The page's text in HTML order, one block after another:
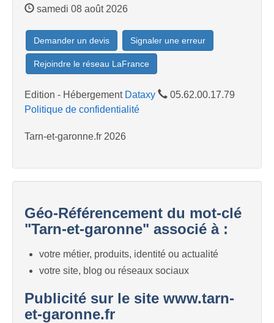
samedi 08 août 2026
Demander un devis Signaler une erreur
Rejoindre le réseau LaFrance
Edition - Hébergement Dataxy
05.62.00.17.79
Politique de confidentialité
Tarn-et-garonne.fr 2026
Géo-Référencement du mot-clé
"Tarn-et-garonne" associé à :
votre métier, produits, identité ou actualité
votre site, blog ou réseaux sociaux
Publicité sur le site www.tarn-
et-garonne.fr